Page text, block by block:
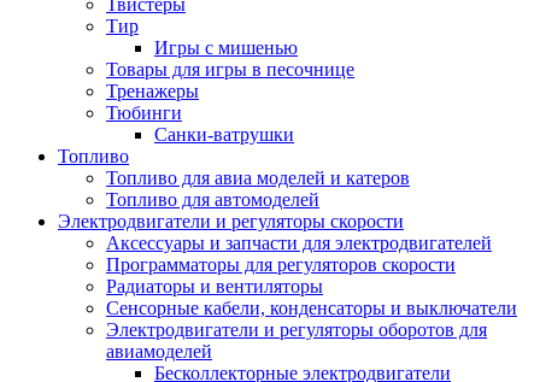
Твистеры
Тир
Игры с мишенью
Товары для игры в песочнице
Тренажеры
Тюбинги
Санки-ватрушки
Топливо
Топливо для авиа моделей и катеров
Топливо для автомоделей
Электродвигатели и регуляторы скорости
Аксессуары и запчасти для электродвигателей
Программаторы для регуляторов скорости
Радиаторы и вентиляторы
Сенсорные кабели, конденсаторы и выключатели
Электродвигатели и регуляторы оборотов для
авиамоделей
Бесколлекторные электродвигатели